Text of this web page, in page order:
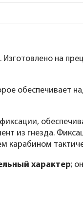
на
обеспечивает
из гнезда.
карабином
характер;